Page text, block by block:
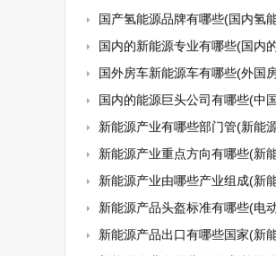
国产氢能源品牌有哪些(国内氢
国内的新能源专业有哪些(国内
国外房车新能源车有哪些(外国
国内的能源巨头公司有哪些(中
新能源产业有哪些部门管(新能
新能源产业重点方向有哪些(新
新能源产业由哪些产业组成(新
新能源产品头盔标准有哪些(电
新能源产品出口有哪些国家(新